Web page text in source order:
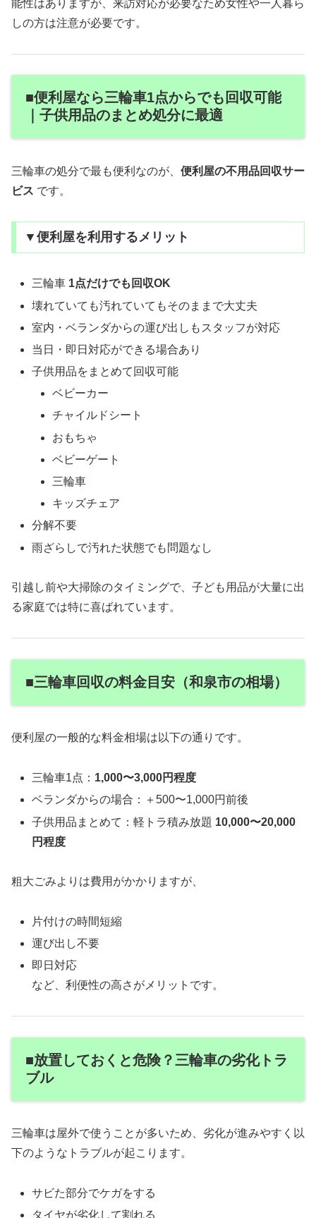
能性はありますが、来訪対応が必要なため女性や一人暮ら
しの方は注意が必要です。
■便利屋なら三輪車1点からでも回収可能
｜子供用品のまとめ処分に最適
三輪車の処分で最も便利なのが、 便利屋の不用品回収サー
ビス です。
▼便利屋を利用するメリット
三輪車 1点だけでも回収OK
壊れていても汚れていてもそのままで大丈夫
室内・ベランダからの運び出しもスタッフが対応
当日・即日対応ができる場合あり
子供用品をまとめて回収可能
ベビーカー
チャイルドシート
おもちゃ
ベビーゲート
三輪車
キッズチェア
分解不要
雨ざらしで汚れた状態でも問題なし
引越し前や大掃除のタイミングで、子ども用品が大量に出
る家庭では特に喜ばれています。
■三輪車回収の料金目安（和泉市の相場）
便利屋の一般的な料金相場は以下の通りです。
三輪車1点： 1,000〜3,000円程度
ベランダからの場合：＋500〜1,000円前後
子供用品まとめて：軽トラ積み放題 10,000〜20,000
円程度
粗大ごみよりは費用がかかりますが、
片付けの時間短縮
運び出し不要
即日対応
など、利便性の高さがメリットです。
■放置しておくと危険？三輪車の劣化トラ
ブル
三輪車は屋外で使うことが多いため、劣化が進みやすく以
下のようなトラブルが起こります。
サビた部分でケガをする
タイヤが劣化して割れる